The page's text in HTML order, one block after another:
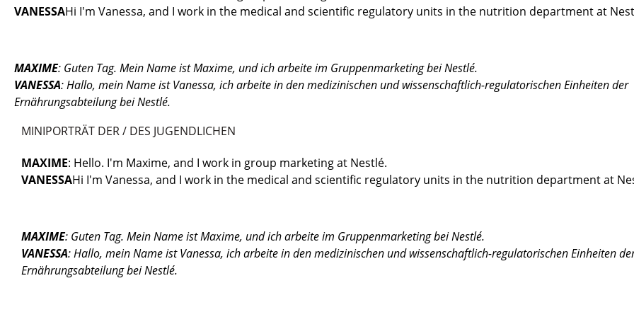
VANESSAHi I'm Vanessa, and I work in the medical and scientific regulatory units in the nutrition department at
MAXIME: Guten Tag. Mein Name ist Maxime, und ich arbeite im Gruppenmarketing bei Nestlé.
VANESSA: Hallo, mein Name ist Vanessa, ich arbeite in den medizinischen und wissenschaftlich-regulatorischen Einheiten der
Ernährungsabteilung bei Nestlé.
MINIPORTRÄT DER / DES JUGENDLICHEN
MAXIME: Hello. I'm Maxime, and I work in group marketing at Nestlé.
VANESSAHi I'm Vanessa, and I work in the medical and scientific regulatory units in the nutrition department at
MAXIME: Guten Tag. Mein Name ist Maxime, und ich arbeite im Gruppenmarketing bei Nestlé.
VANESSA: Hallo, mein Name ist Vanessa, ich arbeite in den medizinischen und wissenschaftlich-regulatorischen Einheiten
Ernährungsabteilung bei Nestlé.